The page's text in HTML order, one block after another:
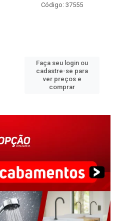
Código: 37555
Faça seu login ou
cadastre-se para
ver preços e
comprar